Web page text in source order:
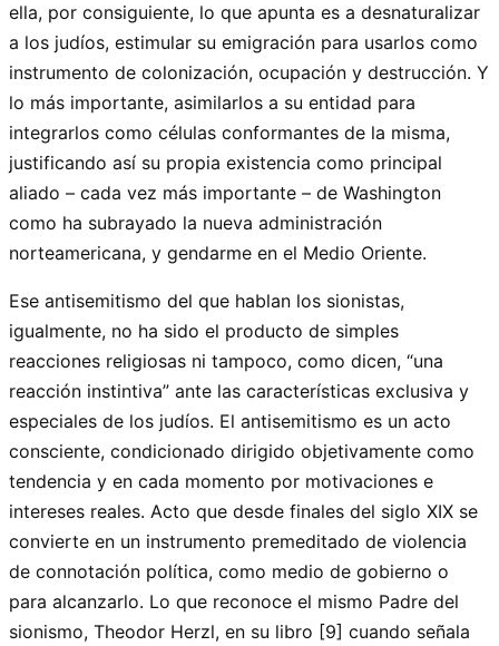
ella, por consiguiente, lo que apunta es a desnaturalizar
a los judíos, estimular su emigración para usarlos como
instrumento de colonización, ocupación y destrucción. Y
lo más importante, asimilarlos a su entidad para
integrarlos como células conformantes de la misma,
justificando así su propia existencia como principal
aliado – cada vez más importante – de Washington
como ha subrayado la nueva administración
norteamericana, y gendarme en el Medio Oriente.
Ese antisemitismo del que hablan los sionistas,
igualmente, no ha sido el producto de simples
reacciones religiosas ni tampoco, como dicen, “una
reacción instintiva” ante las características exclusiva y
especiales de los judíos. El antisemitismo es un acto
consciente, condicionado dirigido objetivamente como
tendencia y en cada momento por motivaciones e
intereses reales. Acto que desde finales del siglo XIX se
convierte en un instrumento premeditado de violencia
de connotación política, como medio de gobierno o
para alcanzarlo. Lo que reconoce el mismo Padre del
sionismo, Theodor Herzl, en su libro [9] cuando señala